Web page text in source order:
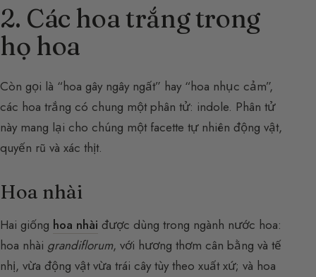
2. Các hoa trắng trong
họ hoa
Còn gọi là “hoa gây ngây ngất” hay “hoa nhục cảm”,
các hoa trắng có chung một phân tử: indole. Phân tử
này mang lại cho chúng một facette tự nhiên động vật,
quyến rũ và xác thịt.
Hoa nhài
Hai giống hoa nhài được dùng trong ngành nước hoa:
hoa nhài grandiflorum, với hương thơm cân bằng và tế
nhị, vừa động vật vừa trái cây tùy theo xuất xứ; và hoa